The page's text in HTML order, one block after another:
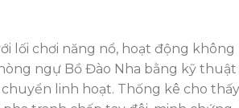
lối chơi năng nổ, hoạt động không
ngự Bồ Đào Nha bằng kỹ thuật
linh hoạt. Thống kê cho thấy